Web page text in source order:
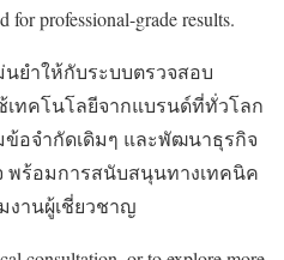
for professional-grade results.
ยำให้กับระบบตรวจสอบ
ทคโนโลยีจากแบรนด์ที่ทั่วโลก
อจำกัดเดิมๆ และพัฒนาธุรกิจ
พร้อมการสนับสนุนทางเทคนิค
งานผู้เชี่ยวชาญ